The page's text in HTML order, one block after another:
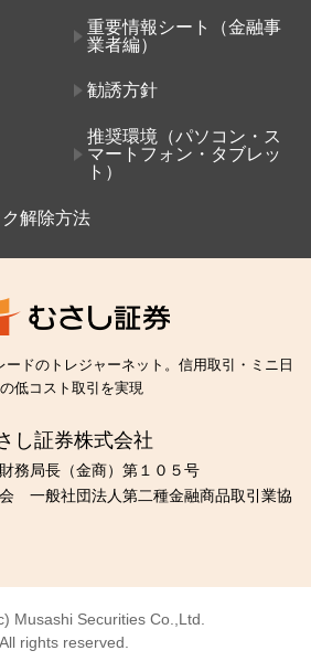
重要情報シート（金融事
業者編）
勧誘方針
推奨環境（パソコン・ス
マートフォン・タブレッ
ト）
解除方法
ドのトレジャーネット。信用取引・ミニ日
低コスト取引を実現
し証券株式会社
務局長（金商）第１０５号
一般社団法人第二種金融商品取引業協
Musashi Securities Co.,Ltd.
All rights reserved.